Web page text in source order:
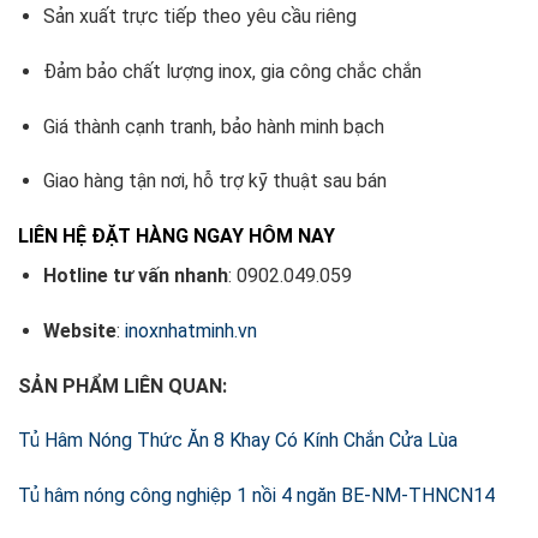
Sản xuất trực tiếp theo yêu cầu riêng
Đảm bảo chất lượng inox, gia công chắc chắn
Giá thành cạnh tranh, bảo hành minh bạch
Giao hàng tận nơi, hỗ trợ kỹ thuật sau bán
LIÊN HỆ ĐẶT HÀNG NGAY HÔM NAY
Hotline tư vấn nhanh: 0902.049.059
Website: inoxnhatminh.vn
SẢN PHẨM LIÊN QUAN:
Tủ Hâm Nóng Thức Ăn 8 Khay Có Kính Chắn Cửa Lùa
Tủ hâm nóng công nghiệp 1 nồi 4 ngăn BE-NM-THNCN14